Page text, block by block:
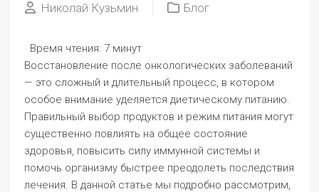
Николай Кузьмин
Блог
Время чтения: 7 минут
Восстановление после онкологических заболеваний
— это сложный и длительный процесс, в котором
особое внимание уделяется диетическому питанию.
Правильный выбор продуктов и режим питания могут
существенно повлиять на общее состояние
здоровья, повысить силу иммунной системы и
помочь организму быстрее преодолеть последствия
лечения. В данной статье мы подробно рассмотрим,